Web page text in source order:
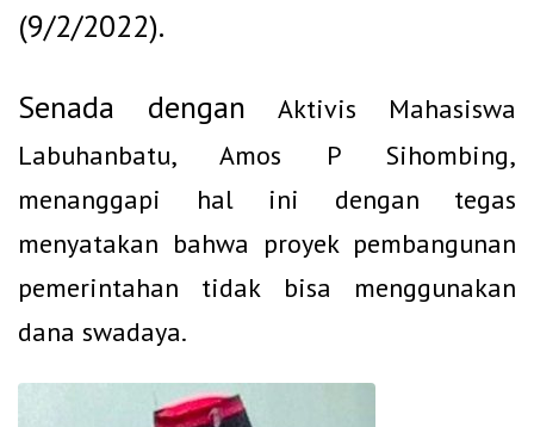
(9/2/2022).
Senada dengan Aktivis Mahasiswa
Labuhanbatu, Amos P Sihombing,
menanggapi hal ini dengan tegas
menyatakan bahwa proyek pembangunan
pemerintahan tidak bisa menggunakan
dana swadaya.